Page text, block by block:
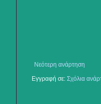
Νεότερη ανάρτηση
Εγγραφή σε: Σχόλια